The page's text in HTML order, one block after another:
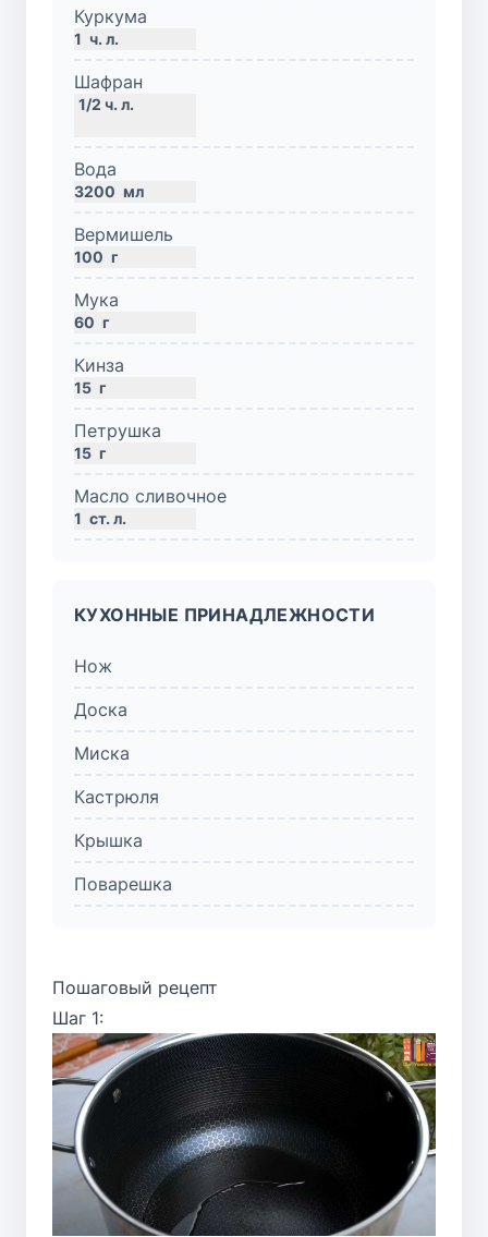
Куркума
1 ч. л.
Шафран
Вода
3200 мл
Вермишель
100 г
Мука
60 г
Кинза
15 г
Петрушка
15 г
Масло сливочное
1 ст. л.
КУХОННЫЕ ПРИНАДЛЕЖНОСТИ
Нож
Доска
Миска
Кастрюля
Крышка
Поварешка
Пошаговый рецепт
Шаг 1: